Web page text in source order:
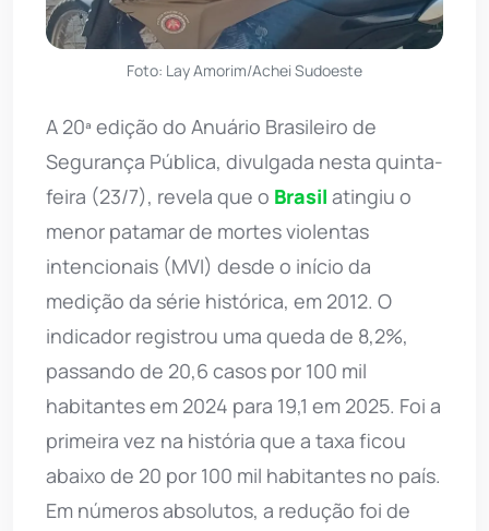
Foto: Lay Amorim/Achei Sudoeste
A 20ª edição do Anuário Brasileiro de
Segurança Pública, divulgada nesta quinta-
feira (23/7), revela que o Brasil atingiu o
menor patamar de mortes violentas
intencionais (MVI) desde o início da
medição da série histórica, em 2012. O
indicador registrou uma queda de 8,2%,
passando de 20,6 casos por 100 mil
habitantes em 2024 para 19,1 em 2025. Foi a
primeira vez na história que a taxa ficou
abaixo de 20 por 100 mil habitantes no país.
Em números absolutos, a redução foi de